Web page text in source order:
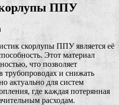
ППУ
скорлупы ППУ является её
Этот материал
что позволяет
трубопроводах и снижать
актуально для систем
где каждая потерянная
расходам.